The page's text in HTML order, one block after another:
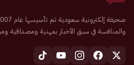
والمنافسة في سبق الأخبار بمهنية ومصداقية